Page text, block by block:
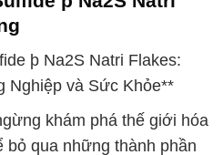
þ Na2S Natri Flakes:
Nghiệp và Sức Khỏe**
khám phá thế giới hóa
bỏ qua những thành phần